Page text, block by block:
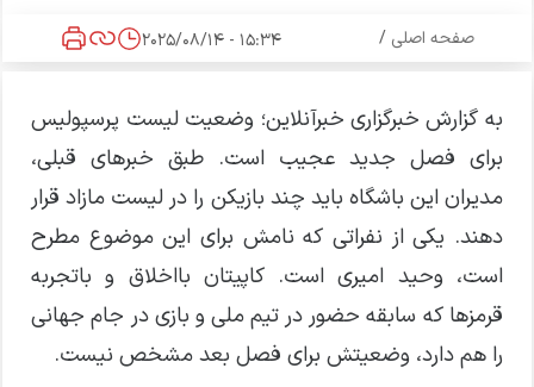
صفحه اصلی /
15:34 - 2025/08/14
به گزارش خبرگزاری خبرآنلاین؛ وضعیت لیست پرسپولیس
برای فصل جدید عجیب است. طبق خبرهای قبلی،
مدیران این باشگاه باید چند بازیکن را در لیست مازاد قرار
دهند. یکی از نفراتی که نامش برای این موضوع مطرح
است، وحید امیری است. کاپیتان بااخلاق و باتجربه
قرمزها که سابقه حضور در تیم ملی و بازی در جام جهانی
را هم دارد، وضعیتش برای فصل بعد مشخص نیست.